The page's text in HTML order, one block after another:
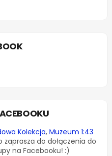
Kolekcja, Muzeum 1:43
zaprasza do dołączenia do
na Facebooku! :)